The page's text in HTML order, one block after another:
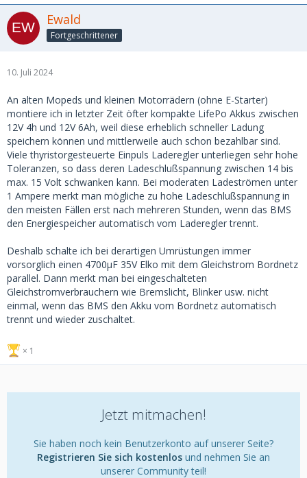
Ewald
Fortgeschrittener
10. Juli 2024
An alten Mopeds und kleinen Motorrädern (ohne E-Starter)
montiere ich in letzter Zeit öfter kompakte LifePo Akkus zwischen
12V 4h und 12V 6Ah, weil diese erheblich schneller Ladung
speichern können und mittlerweile auch schon bezahlbar sind.
Viele thyristorgesteuerte Einpuls Laderegler unterliegen sehr hohe
Toleranzen, so dass deren Ladeschlußspannung zwischen 14 bis
max. 15 Volt schwanken kann. Bei moderaten Ladeströmen unter
1 Ampere merkt man mögliche zu hohe Ladeschlußspannung in
den meisten Fällen erst nach mehreren Stunden, wenn das BMS
den Energiespeicher automatisch vom Laderegler trennt.
Deshalb schalte ich bei derartigen Umrüstungen immer
vorsorglich einen 4700µF 35V Elko mit dem Gleichstrom Bordnetz
parallel. Dann merkt man bei eingeschalteten
Gleichstromverbrauchern wie Bremslicht, Blinker usw. nicht
einmal, wenn das BMS den Akku vom Bordnetz automatisch
trennt und wieder zuschaltet.
1
Jetzt mitmachen!
Sie haben noch kein Benutzerkonto auf unserer Seite?
Registrieren Sie sich kostenlos und nehmen Sie an
unserer Community teil!